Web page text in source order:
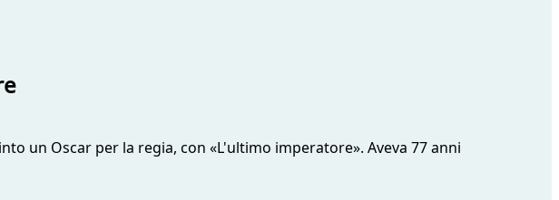
un Oscar per la regia, con «L'ultimo imperatore». Aveva 77 anni